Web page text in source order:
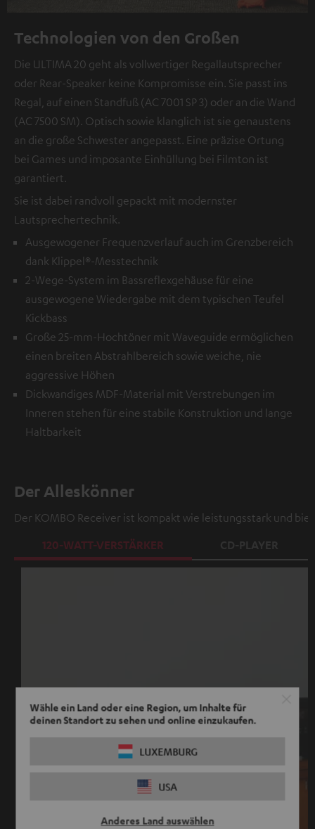
Wähle ein Land oder eine Region, um Inhalte für
deinen Standort zu sehen und online einzukaufen.
LUXEMBURG
USA
Anderes Land auswählen
Technologien von den Großen
Die ULTIMA 20 geht als vollwertiger Regallautsprecher
oder Rear-Speaker keine Kompromisse ein. Sie passt ins
Regal, auf einen Standfuß (AC 7001 SP 3) oder an die Wand
(AC 7500 SM). Optisch sowie klanglich ist sie genaustens
an die große Schwester angepasst. Eine präzise Ortung
bei Games und imposante Einhüllung bei Filmton ist
garantiert.
Sie ist dabei randvoll gepackt mit modernster
Lautsprechertechnik.
Ausgewogener Frequenzverlauf auch im Grenzbereich
dank Klippel®-Messtechnik
2-Wege-System im Bassreflexgehäuse für eine
ausgewogene Wiedergabe mit dem typischen Teufel
Kickbass
Große 25-mm-Hochtöner mit Waveguide ermöglichen
einen breiten Abstrahlbereich sowie weiche, nie
aggressive Höhen
Dickwandiges MDF-Material mit Verstrebungen im
Inneren stehen für eine stabile Konstruktion und lange
Haltbarkeit
Der Alleskönner
Der KOMBO Receiver ist kompakt wie leistungsstark und
120-WATT-VERSTÄRKER